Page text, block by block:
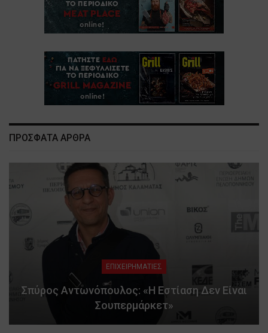
ΠΡΟΣΦΑΤΑ ΑΡΘΡΑ
ΕΠΙΧΕΙΡΗΜΑΤΙΕΣ
Σπύρος Αντωνόπουλος: «Η Εστίαση Δεν Είναι
Σουπερμάρκετ»